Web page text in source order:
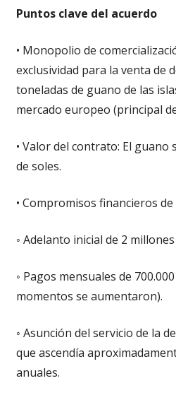
Puntos clave del acuerdo
• Monopolio de
exclusividad para la venta de
toneladas de guano de las
mercado europeo (principal
• Valor del contrato: El guano
de soles.
• Compromisos financieros
◦ Adelanto inicial de 2
◦ Pagos mensuales de
momentos se aumentaron).
◦ Asunción del servicio de la
que ascendía
anuales.